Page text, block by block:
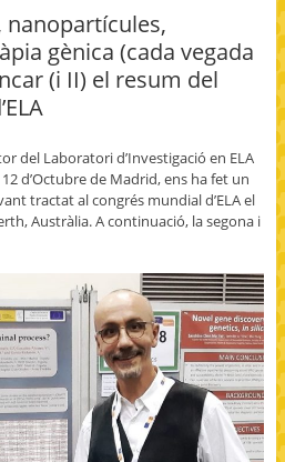
t
(
O
p
e
n
s
n
e
w
w
i
n
gènica (cada vegada
(i II) el resum del
del Laboratori d’Investigació en ELA
d’Octubre de Madrid, ens ha fet un
tractat al congrés mundial d’ELA el
Austràlia. A continuació, la segona i